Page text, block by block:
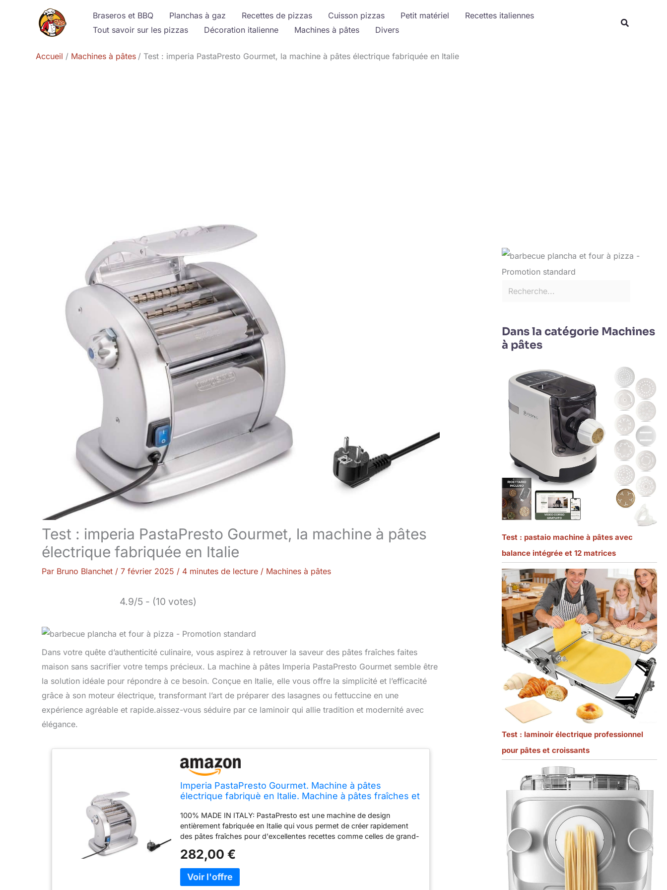
Braseros et BBQ Planchas à gaz Recettes de pizzas Cuisson pizzas Petit matériel
Recettes italiennes
Tout savoir sur les pizzas
Décoration italienne Machines à pâtes Divers
Accueil Machines à pâtes Test : imperia PastaPresto Gourmet, la machine à pâtes électrique fabriquée en Italie
Test : imperia PastaPresto Gourmet, la machine à pâtes
électrique fabriquée en Italie
Par Bruno Blanchet / 7 février 2025 / 4 minutes de lecture / Machines à pâtes
4.9/5 - (10 votes)
Dans votre quête d’authenticité culinaire, vous aspirez à retrouver la saveur des pâtes fraîches faites
maison sans sacrifier votre temps précieux. La machine à pâtes Imperia PastaPresto Gourmet semble être
la solution idéale pour répondre à ce besoin. Conçue en Italie, elle vous offre la simplicité et l’efficacité
grâce à son moteur électrique, transformant l’art de préparer des lasagnes ou fettuccine en une
expérience agréable et rapide.aissez-vous séduire par ce laminoir qui allie tradition et modernité avec
élégance.
Imperia PastaPresto Gourmet. Machine à pâtes
électrique fabriquè en Italie. Machine à pâtes fraîches et
lasagnes, fettuccine (Argent)
100% MADE IN ITALY: PastaPresto est une machine de design
entièrement fabriquée en Italie qui vous permet de créer rapidement
des pâtes fraîches pour d'excellentes recettes comme celles de grand-
seule machine électrique capable de créer une pâte rugueuse et
poreuse parfaite pour recueillir au mieux votre sauce pour pâtes pour
d'excellentes recettes comme celles de grand-mère. 3 FORMATS DE
PÂTES: La machine à pâtes fraîches PastaPresto est équipée de
282,00 €
Dans la catégorie Machines
à pâtes
Test : pastaio machine à pâtes avec
balance intégrée et 12 matrices
Test : laminoir électrique professionnel
pour pâtes et croissants